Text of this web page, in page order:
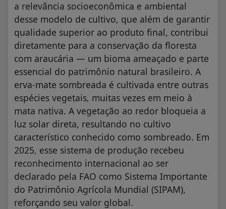
a relevância socioeconômica e ambiental
desse modelo de cultivo, que além de garantir
qualidade superior ao produto final, contribui
diretamente para a conservação da floresta
com araucária — um bioma ameaçado e parte
essencial do patrimônio natural brasileiro. A
erva-mate sombreada é cultivada entre outras
espécies vegetais, muitas vezes em meio à
mata nativa. A vegetação ao redor bloqueia a
luz solar direta, resultando no cultivo
característico conhecido como sombreado. Em
2025, esse sistema de produção recebeu
reconhecimento internacional ao ser
declarado pela FAO como Sistema Importante
do Patrimônio Agrícola Mundial (SIPAM),
reforçando seu valor global.